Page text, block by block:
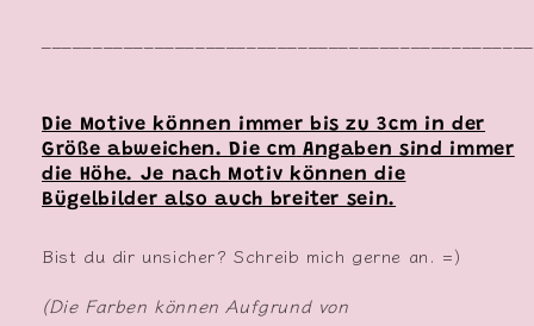
Die Motive können immer bis zu 3cm in der
Größe abweichen. Die cm Angaben sind immer
die Höhe. Je nach Motiv können die
Bügelbilder also auch breiter sein.
Bist du dir unsicher? Schreib mich gerne an. =)
(Die Farben können Aufgrund von